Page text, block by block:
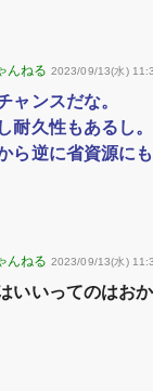
2023/09/13(水)
ャンスだな。
耐久性もあるし。
ら逆に省資源にも
2023/09/13(水)
いいってのはおか